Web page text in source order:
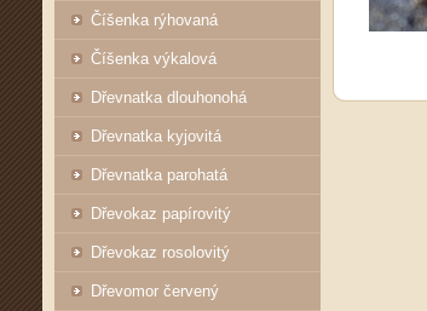
Číšenka rýhovaná
Číšenka výkalová
Dřevnatka dlouhonohá
Dřevnatka kyjovitá
Dřevnatka parohatá
Dřevokaz papírovitý
Dřevokaz rosolovitý
Dřevomor červený